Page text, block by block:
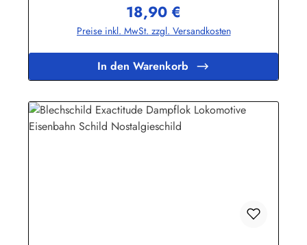
Motiven. Schenken Sie sich und Ihren Freunden eine
dekorative Erinnerung an die gute alte Zeit! Unsere
Blechschilder sind in Super-Qualität aus hochwertigem Metall
behandelt, lange Lebensdauer ist damit garantiert. Wir
verkaufen nur original lizensierte
Werbeschilder.Herstellerinformationen:Heart of Ireland
(Luhe)info@heartofireland.eu
Regulärer Preis:
18,90 €
Preise inkl. MwSt. zzgl. Versandkosten
In den Warenkorb